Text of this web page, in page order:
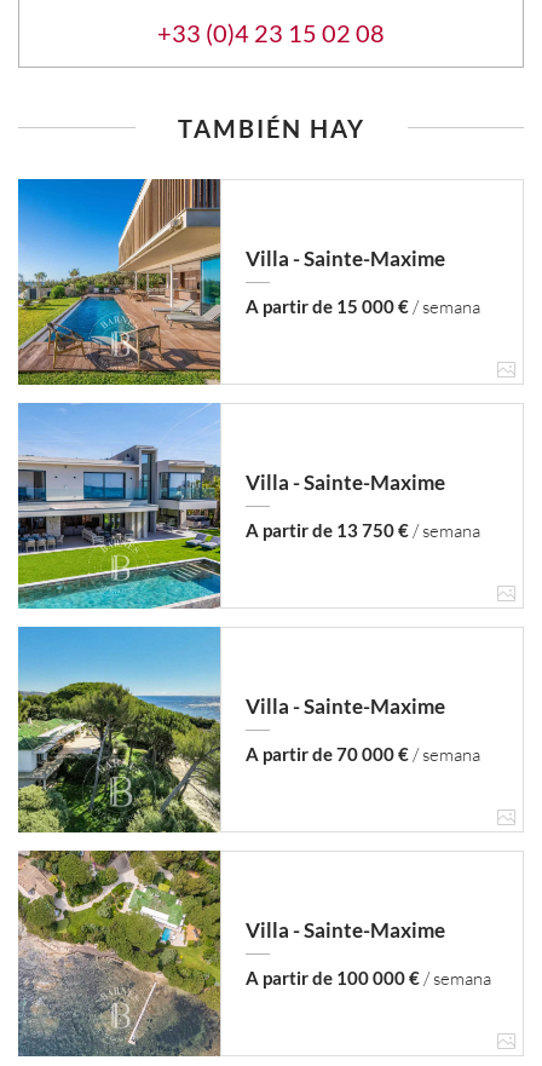
+33 (0)4 23 15 02 08
TAMBIÉN HAY
Villa - Sainte-Maxime
A partir de 15 000 €/ semana
Villa - Sainte-Maxime
A partir de 13 750 €/ semana
Villa - Sainte-Maxime
A partir de 70 000 €/ semana
Villa - Sainte-Maxime
A partir de 100 000 €/ semana